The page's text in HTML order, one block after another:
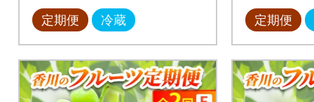
定期便 冷蔵 定期便